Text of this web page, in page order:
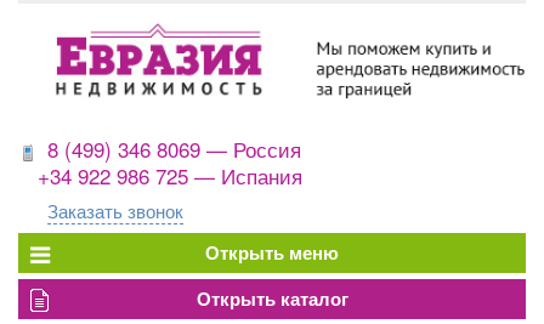
8 (499) 346 8069 — Россия
+34 922 986 725 — Испания
Заказать звонок